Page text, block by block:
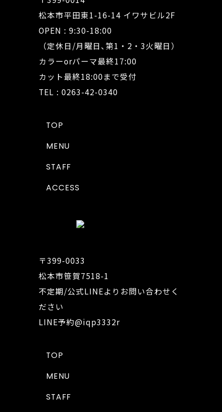
松本市平田東1-16-14 イワサビル2F
OPEN : 9:30-18:00
（定休日/月曜日､第1・2・3火曜日）
カラーorパーマ最終17:00
カット最終18:00まで受付
TEL : 0263-42-0340
TOP
MENU
STAFF
ACCESS
〒399-0033
松本市笹賀7518-1
不定期/公式LINEよりお問い合わせく
ださい
LINE予約@iqp3332r
TOP
MENU
STAFF